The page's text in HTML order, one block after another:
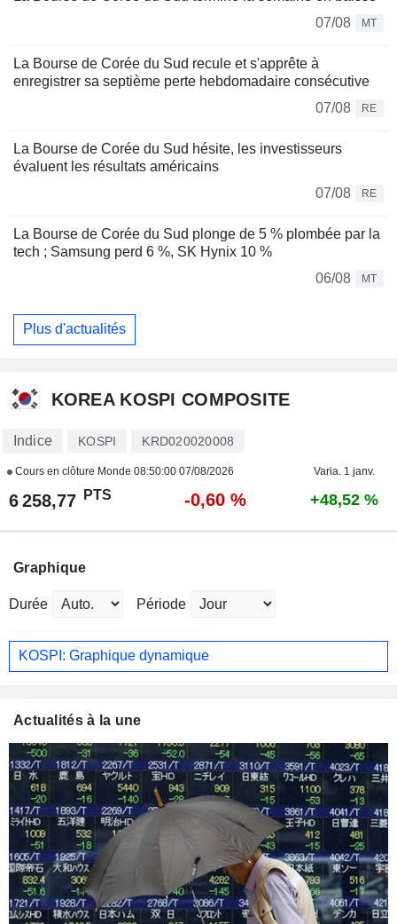
07/08
MT
La Bourse de Corée du Sud recule et s'apprête à
enregistrer sa septième perte hebdomadaire consécutive
07/08
RE
La Bourse de Corée du Sud hésite, les investisseurs
évaluent les résultats américains
07/08
RE
La Bourse de Corée du Sud plonge de 5 % plombée par la
tech ; Samsung perd 6 %, SK Hynix 10 %
06/08
MT
Plus d'actualités
KOREA KOSPI COMPOSITE
Indice KOSPI KRD020020008
Cours en clôture Monde 08:50:00 07/08/2026 Varia. 1 janv.
6 258,77 PTS -0,60 % +48,52 %
Graphique
Durée Période
KOSPI: Graphique dynamique
Actualités à la une